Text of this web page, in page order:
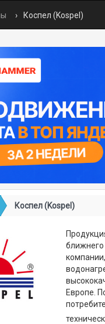
Коспел (Kospel)
Коспел (Kospel)
ближнего
Европе.